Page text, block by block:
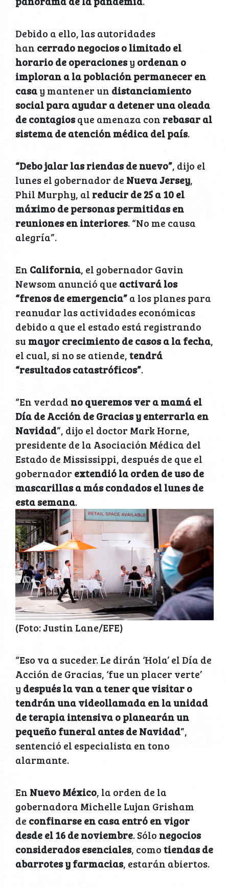
Debido a ello, las autoridades
han cerrado negocios o limitado el
horario de operacionesy ordenan o
imploran a la población permanecer en
casay mantener un distanciamiento
social para ayudar a detener una oleada
de contagiosque amenaza con rebasar al
sistema de atención médica del país.
“Debo jalar las riendas de nuevo”, dijo el
lunes el gobernador de Nueva Jersey,
Phil Murphy, al reducir de 25 a 10 el
máximo de personas permitidas en
reuniones en interiores. “No me causa
alegría”.
En California, el gobernador Gavin
Newsom anunció que activará los
“frenos de emergencia”a los planes para
reanudar las actividades económicas
debido a que el estado está registrando
su mayor crecimiento de casos a la fecha,
el cual, si no se atiende,tendrá
“resultados catastróficos”.
“En verdad no queremos ver a mamá el
Día de Acción de Gracias y enterrarla en
Navidad”, dijo el doctor Mark Horne,
presidente de la Asociación Médica del
Estado de Mississippi, después de que el
gobernador extendió la orden de uso de
mascarillas a más condados el lunes de
esta semana.
(Foto: Justin Lane/EFE)
“Eso va a suceder. Le dirán ‘Hola’ el Día de
Acción de Gracias, ‘fue un placer verte’
y después la van a tener que visitar o
tendrán una videollamada en la unidad
de terapia intensiva o planearán un
pequeño funeral antes de Navidad”,
sentenció el especialista en tono
alarmante.
En Nuevo México, la orden de la
gobernadora Michelle Lujan Grisham
de confinarse en casa entró en vigor
desde el 16 de noviembre. Sólo negocios
considerados esenciales, comotiendas de
abarrotes y farmacias, estarán abiertos.